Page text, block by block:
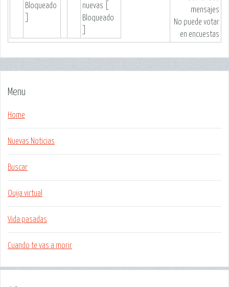
Bloqueado
nuevas [
Bloqueado
mensajes
No puede votar
en encuestas
Menu
Home
Nuevas Noticias
Buscar
Ouija virtual
Vida pasadas
Cuando te vas a morir